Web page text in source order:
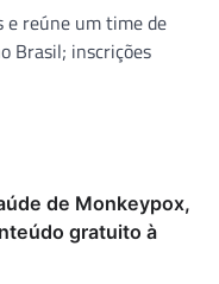
e reúne um time de
Brasil; inscrições
de Monkeypox,
gratuito à